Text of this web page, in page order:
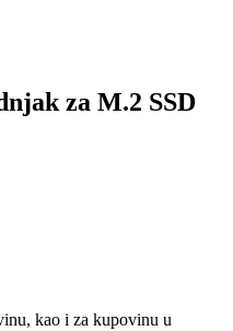
za M.2 SSD
kao i za kupovinu u